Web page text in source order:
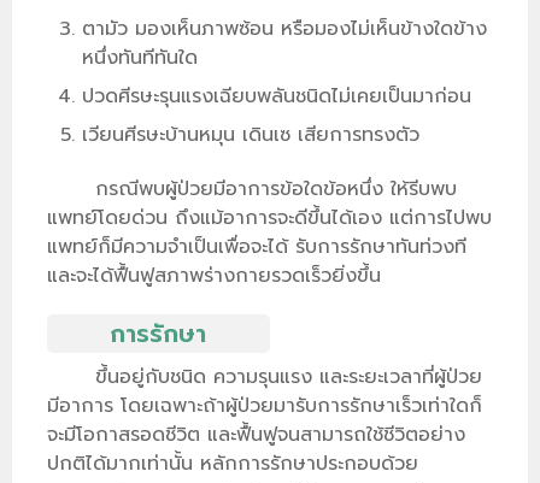
ตามัว มองเห็นภาพซ้อน หรือมองไม่เห็นข้างใดข้าง
หนึ่งทันทีทันใด
ปวดศีรษะรุนแรงเฉียบพลันชนิดไม่เคยเป็นมาก่อน
เวียนศีรษะบ้านหมุน เดินเซ เสียการทรงตัว
กรณีพบผู้ป่วยมีอาการข้อใดข้อหนึ่ง ให้รีบพบ
แพทย์โดยด่วน ถึงแม้อาการจะดีขึ้นได้เอง แต่การไปพบ
แพทย์ก็มีความจำเป็นเพื่อจะได้ รับการรักษาทันท่วงที
และจะได้ฟื้นฟูสภาพร่างกายรวดเร็วยิ่งขึ้น
การรักษา
ขึ้นอยู่กับชนิด ความรุนแรง และระยะเวลาที่ผู้ป่วย
มีอาการ โดยเฉพาะถ้าผู้ป่วยมารับการรักษาเร็วเท่าใดก็
จะมีโอกาสรอดชีวิต และฟื้นฟูจนสามารถใช้ชีวิตอย่าง
ปกติได้มากเท่านั้น หลักการรักษาประกอบด้วย